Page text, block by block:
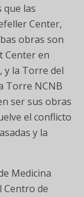
que las
Center,
obras son
Center en
y la Torre del
Torre NCNB
ser sus obras
el conflicto
y la
Medicina
Centro de